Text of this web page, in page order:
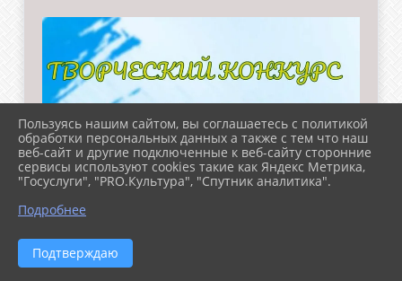
Пользуясь нашим сайтом, вы соглашаетесь с политикой
обработки персональных данных а также с тем что наш
веб-сайт и другие подключенные к веб-сайту сторонние
сервисы используют cookies такие как Яндекс Метрика,
"Госуслуги", "PRO.Культура", "Спутник аналитика".
Подробнее
Подтверждаю